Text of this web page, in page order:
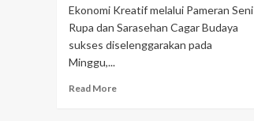
Ekonomi Kreatif melalui Pameran Seni
Rupa dan Sarasehan Cagar Budaya
sukses diselenggarakan pada
Minggu,...
Read More